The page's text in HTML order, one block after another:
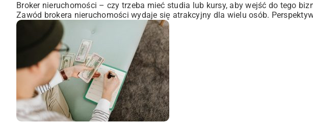
Broker nieruchomości – czy trzeba mieć studia lub kursy, aby wejść do tego
Zawód brokera nieruchomości wydaje się atrakcyjny dla wielu osób.